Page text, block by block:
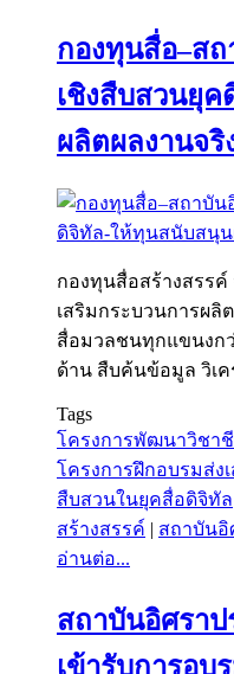
กองทุนสื่อ–ส
เชิงสืบสวนยุ
ผลิตผลงานจริ
กองทุนสื่อสร้างสรร
เสริมกระบวนการผลิ
สื่อมวลชนทุกแขนงก
ด้าน สืบค้นข้อมูล วิเค
Tags
โครงการพัฒนาวิชา
โครงการฝึกอบรมส่ง
สืบสวนในยุคสื่อดิจิทัล
สร้างสรรค์ | สถาบันอิ
อ่านต่อ...
สถาบันอิศรา
เข้ารับการอบ